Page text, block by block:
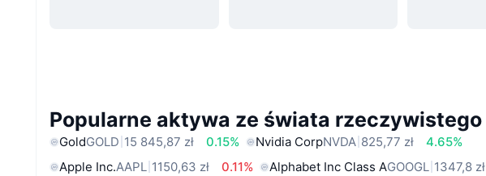
Popularne aktywa ze świata rzeczywistego
GoldGOLD 15 845,87 zł 0.15% Nvidia CorpNVDA 825,77 zł
4.65%
Apple Inc.AAPL 1150,63 zł 0.11% Alphabet Inc Class AGOOGL 1347,8 zł